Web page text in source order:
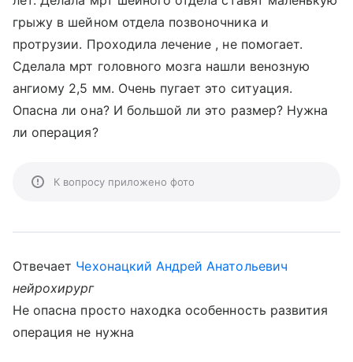
грыжу в шейном отдела позвоночника и
протрузии. Проходила лечение , не помогает.
Сделала мрт головного мозга нашли венозную
ангиому 2,5 мм. Очень пугает это ситуация.
Опасна ли она? И большой ли это размер? Нужна
ли операция?
К вопросу приложено фото
Отвечает Чехонацкий Андрей Анатольевич
нейрохирург
Не опасна просто находка особенность развития
операция не нужна